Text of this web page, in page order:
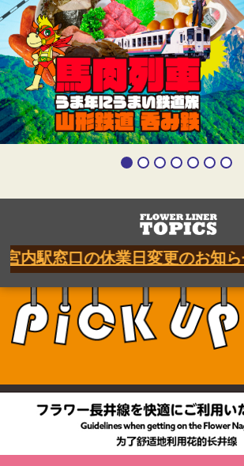
内駅窓口の休業日変更のお知らせ